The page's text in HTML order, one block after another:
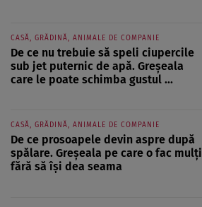
CASĂ, GRĂDINĂ, ANIMALE DE COMPANIE
De ce nu trebuie să speli ciupercile
sub jet puternic de apă. Greșeala
care le poate schimba gustul ...
CASĂ, GRĂDINĂ, ANIMALE DE COMPANIE
De ce prosoapele devin aspre după
spălare. Greșeala pe care o fac mulți
fără să își dea seama